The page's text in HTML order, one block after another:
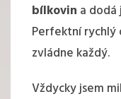
bílkovin a
Perfektní
zvládne každý.
Vždycky jsem